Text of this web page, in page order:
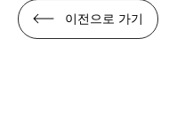
이전으로 가기